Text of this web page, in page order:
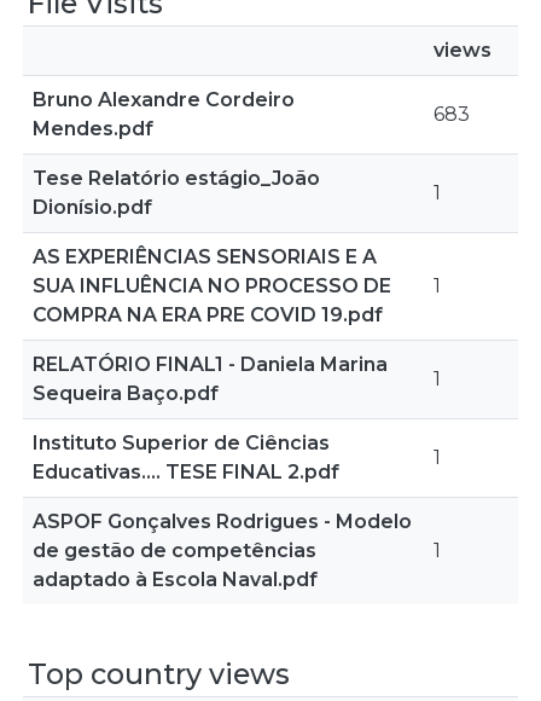
views
Bruno Alexandre Cordeiro
Mendes.pdf
683
Tese Relatório estágio_João
Dionísio.pdf
1
AS EXPERIÊNCIAS SENSORIAIS E A
SUA INFLUÊNCIA NO PROCESSO DE
COMPRA NA ERA PRE COVID 19.pdf
1
RELATÓRIO FINAL1 - Daniela Marina
Sequeira Baço.pdf
1
Instituto Superior de Ciências
Educativas.... TESE FINAL 2.pdf
1
ASPOF Gonçalves Rodrigues - Modelo
de gestão de competências
adaptado à Escola Naval.pdf
1
Top country views